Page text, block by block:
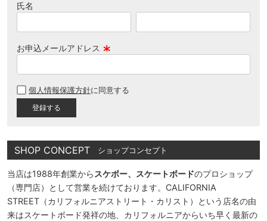
氏名
お申込メールアドレス
須
個人情報保護方針に同意する
SHOP CONCEPT ショップコンセプト
当店は1988年創業から スケボー、スケートボードのプロショップ
（専門店）として営業を続けております。CALIFORNIA
STREET（カリフォルニアストリート・カリスト）という店名の由
来はスケートボード発祥の地、カリフォルニアからいち早く最新の